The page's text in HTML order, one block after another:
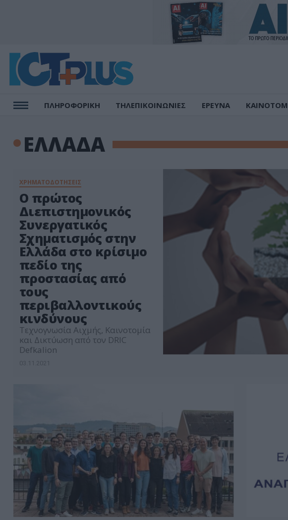
ΠΛΗΡΟΦΟΡΙΚΗ ΤΗΛΕΠΙΚΟΙΝΩΝΙΕΣ ΕΡΕΥΝΑ
ΕΛΛΑΔΑ
ΧΡΗΜΑΤΟΔΟΤΗΣΕΙΣ
O πρώτος
Διεπιστημονικός
Συνεργατικός
Σχηματισμός στην
Ελλάδα στο κρίσιμο
πεδίο της
προστασίας από
τους
περιβαλλοντικούς
κινδύνους
Τεχνογνωσία Αιχμής, Καινοτομία
και Δικτύωση από τον DRIC
Defkalion